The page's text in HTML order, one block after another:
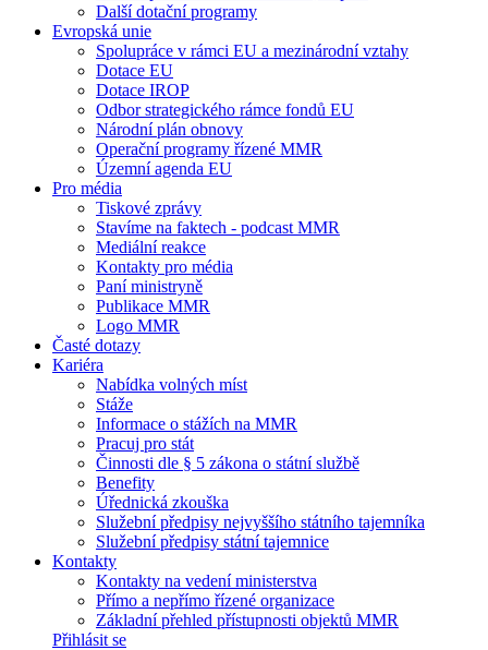
Další dotační programy
Evropská unie
Spolupráce v rámci EU a mezinárodní vztahy
Dotace EU
Dotace IROP
Odbor strategického rámce fondů EU
Národní plán obnovy
Operační programy řízené MMR
Územní agenda EU
Pro média
Tiskové zprávy
Stavíme na faktech - podcast MMR
Mediální reakce
Kontakty pro média
Paní ministryně
Publikace MMR
Logo MMR
Časté dotazy
Kariéra
Nabídka volných míst
Stáže
Informace o stážích na MMR
Pracuj pro stát
Činnosti dle § 5 zákona o státní službě
Benefity
Úřednická zkouška
Služební předpisy nejvyššího státního tajemníka
Služební předpisy státní tajemnice
Kontakty
Kontakty na vedení ministerstva
Přímo a nepřímo řízené organizace
Základní přehled přístupnosti objektů MMR
Přihlásit se